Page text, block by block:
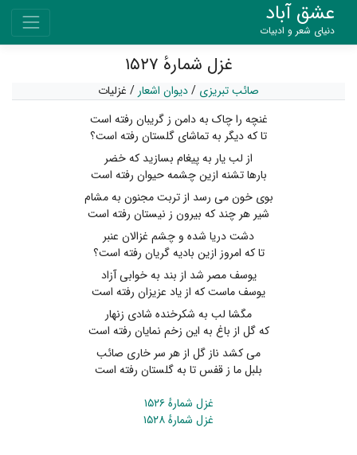
عشق آباد
دنیای شعر و ادبیات
غزل شمارهٔ ۱۵۲۷
صائب تبریزی /دیوان اشعار / غزلیات
غنچه را چاک به دامن ز گریبان رفته است
تا که دیگر به تماشای گلستان رفته است؟
از لب یار به پیغام بسازید که خضر
بارها تشنه ازین چشمه حیوان رفته است
بوی خون می رسد از تربت مجنون به مشام
شیر هر چند که بیرون ز نیستان رفته است
دشت دریا شده و چشم غزالان عنبر
تا که امروز ازین بادیه گریان رفته است؟
یوسف مصر شد از بند به خوابی آزاد
یوسف ماست که از یاد عزیزان رفته است
مگشا لب به شکرخنده شادی زنهار
که گل از باغ به این زخم نمایان رفته است
می کشد ناز گل از هر سر خاری صائب
بلبل ما ز قفس تا به گلستان رفته است
غزل شمارهٔ ۱۵۲۶
غزل شمارهٔ ۱۵۲۸